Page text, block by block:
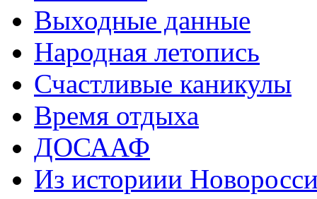
Выходные данные
Народная летопись
Счастливые каникулы
Время отдыха
ДОСААФ
Из историии